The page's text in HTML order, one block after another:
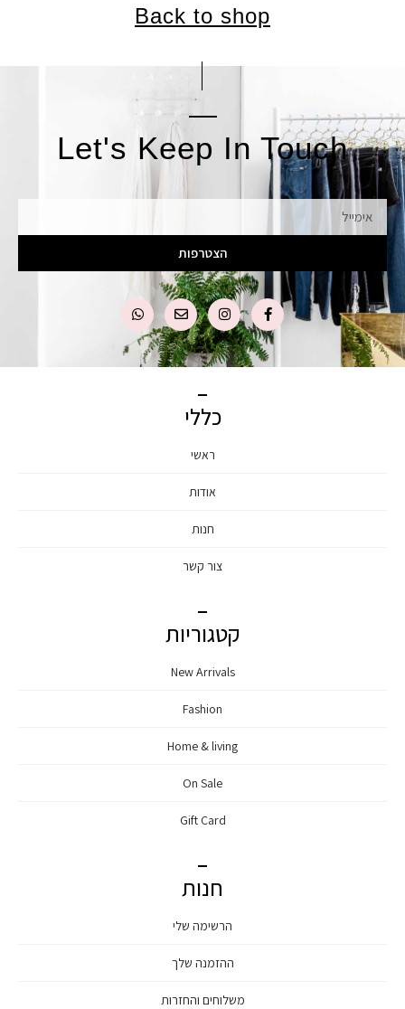
Back to shop
Let's Keep In Touch
אימייל
הצטרפות
כללי
ראשי
אודות
חנות
צור קשר
קטגוריות
New Arrivals
Fashion
Home & living
On Sale
Gift Card
חנות
הרשימה שלי
ההזמנה שלך
משלוחים והחזרות